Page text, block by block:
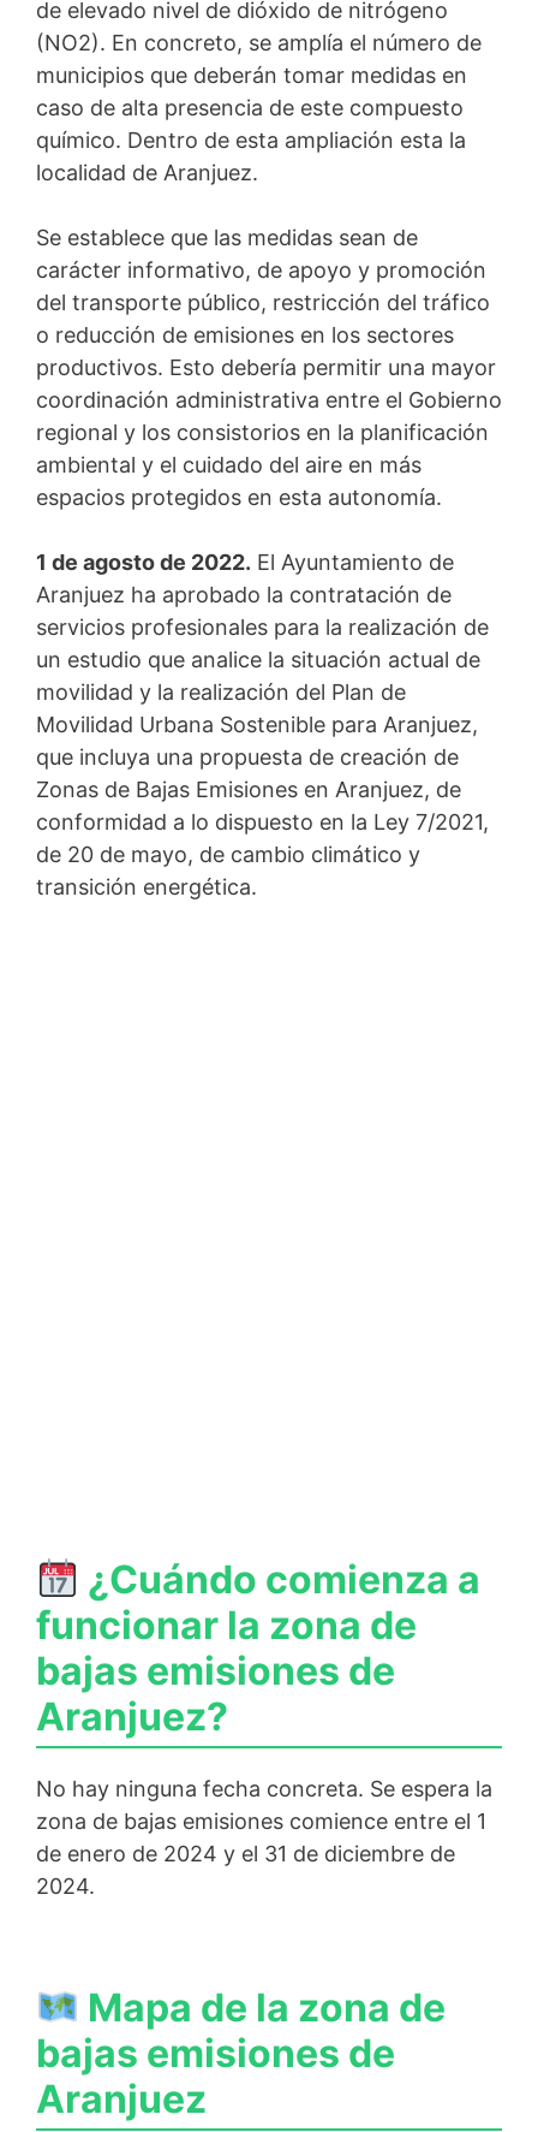
de elevado nivel de dióxido de nitrógeno
(NO2). En concreto, se amplía el número de
municipios que deberán tomar medidas en
caso de alta presencia de este compuesto
químico. Dentro de esta ampliación esta la
localidad de Aranjuez.
Se establece que las medidas sean de
carácter informativo, de apoyo y promoción
del transporte público, restricción del tráfico
o reducción de emisiones en los sectores
productivos. Esto debería permitir una mayor
coordinación administrativa entre el Gobierno
regional y los consistorios en la planificación
ambiental y el cuidado del aire en más
espacios protegidos en esta autonomía.
1 de agosto de 2022. El Ayuntamiento de
Aranjuez ha aprobado la contratación de
servicios profesionales para la realización de
un estudio que analice la situación actual de
movilidad y la realización del Plan de
Movilidad Urbana Sostenible para Aranjuez,
que incluya una propuesta de creación de
Zonas de Bajas Emisiones en Aranjuez, de
conformidad a lo dispuesto en la Ley 7/2021,
de 20 de mayo, de cambio climático y
transición energética.
¿Cuándo comienza a
funcionar la zona de
bajas emisiones de
Aranjuez?
No hay ninguna fecha concreta. Se espera la
zona de bajas emisiones comience entre el 1
de enero de 2024 y el 31 de diciembre de
2024.
Mapa de la zona de
bajas emisiones de
Aranjuez